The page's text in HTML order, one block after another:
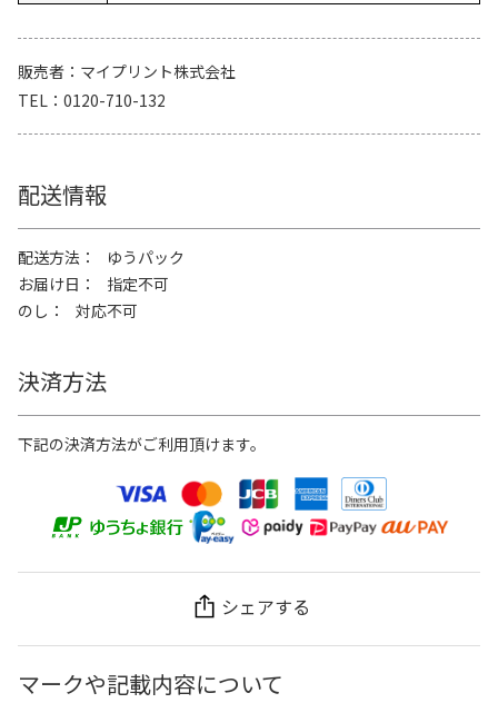
販売者
マイプリント株式会社
TEL
0120-710-132
配送情報
配送方法
ゆうパック
お届け日
指定不可
のし
対応不可
決済方法
下記の決済方法がご利用頂けます。
シェアする
マークや記載内容について